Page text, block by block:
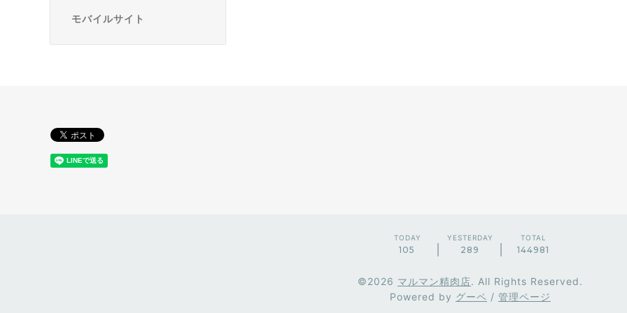
モバイルサイト
TODAY
105
YESTERDAY
289
TOTAL
144981
©2026 マルマン精肉店. All Rights Reserved.
Powered by グーペ / 管理ページ